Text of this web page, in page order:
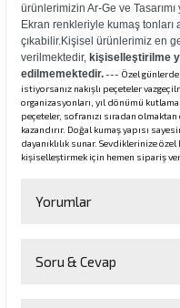
ürünlerimizin Ar-Ge ve
Ekran renkleriyle kumaş tonları
çıkabilir.Kişisel ürünlerimiz en
verilmektedir, kişiselleştirilme
edilmemektedir.--- Özel
istiyorsanız nakışlı peçeteler
organizasyonları, yıl dönümü
peçeteler, sofranızı sıradan
kazandırır. Doğal kumaş yapısı
dayanıklılık sunar. Sevdiklerinize
kişiselleştirmek için hemen sipariş
Yorumlar
Soru & Cevap